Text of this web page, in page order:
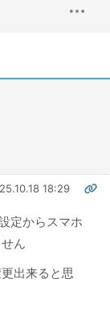
18:29
定からスマホ
ん
出来ると思